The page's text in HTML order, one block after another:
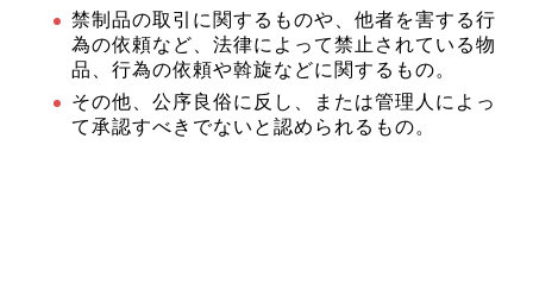
禁制品の取引に関するものや、他者を害する行
為の依頼など、法律によって禁止されている物
品、行為の依頼や斡旋などに関するもの。
その他、公序良俗に反し、または管理人によっ
て承認すべきでないと認められるもの。